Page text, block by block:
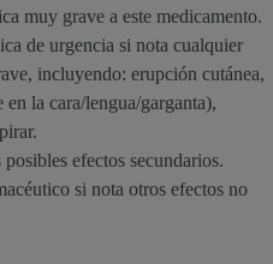
muy grave a este medicamento.
de urgencia si nota cualquier
incluyendo: erupción cutánea,
la cara/lengua/garganta),
efectos secundarios.
si nota otros efectos no